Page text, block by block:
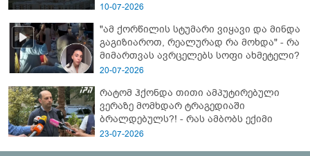
10-07-2026
"ამ ქორწილის სტუმარი ვიყავი და მინდა
გაგიზიაროთ, რეალურად რა მოხდა" - რა
მიმართვას ავრცელებს სოფი ახმეტელი?
20-07-2026
რატომ ჰქონდა თითი ამპუტირებული
ვერაზე მომხდარ ტრაგედიაში
ბრალდებულს?! - რას ამბობს ექიმი
23-07-2026